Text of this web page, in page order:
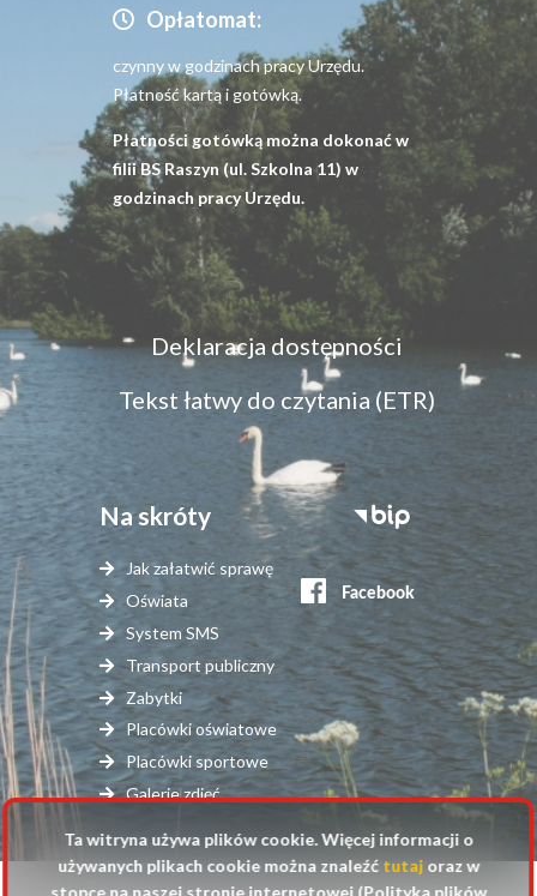
Opłatomat:
czynny w godzinach pracy Urzędu.
Płatność kartą i gotówką.
Płatności gotówką można dokonać w
filii BS Raszyn (ul. Szkolna 11) w
godzinach pracy Urzędu.
Menu
dostępność
Deklaracja dostępności
Tekst łatwy do czytania (ETR)
Na skróty
Jak załatwić sprawę
Oświata
System SMS
Transport publiczny
Zabytki
Placówki oświatowe
Placówki sportowe
Galerie zdjęć
Stopka
serwisy
zewnętrzne
Ta witryna używa plików cookie. Więcej informacji o
używanych plikach cookie można znaleźć tutajoraz w
stopce na naszej stronie internetowej (Polityka plików